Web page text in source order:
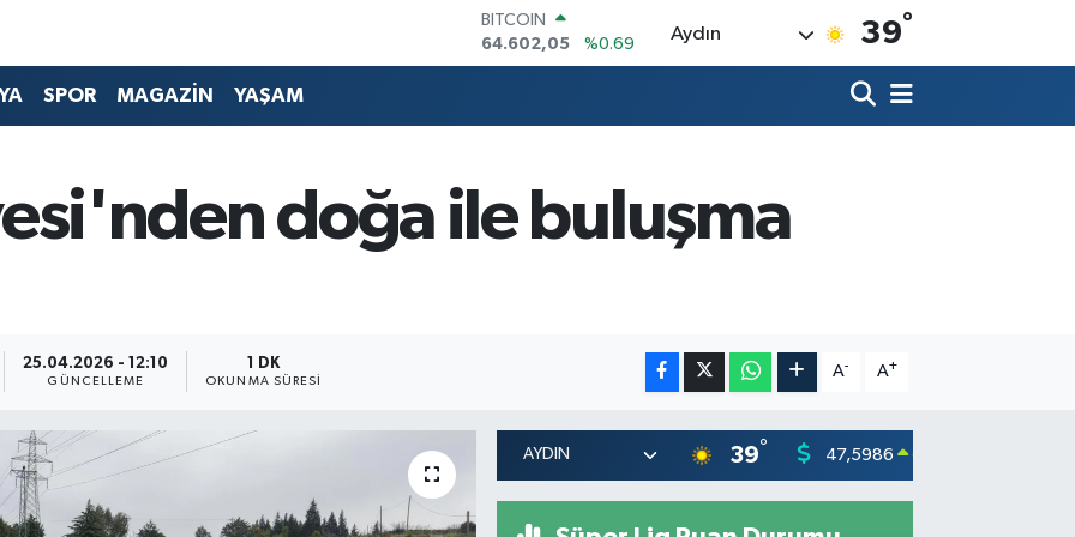
DOLAR
47,5986
%0.06
EURO
6518.23
BİST100
13.703
%0
Aydın 39°
SPOR MAGAZİN YAŞAM
doğa ile buluşma
25.04.2026 - 12:10
GÜNCELLEME
1 DK
OKUNMA SÜRESI
A- A+
39° 47,5986 0.06